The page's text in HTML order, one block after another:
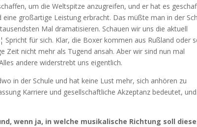
um die Weltspitze anzugreifen, und er hat es
großartige Leistung erbracht. Das müßte man in der
Mal dramatisieren. Schauen wir uns die aktuell
Spricht für sich. Klar, die Boxer kommen aus Rußland oder
Zeit nicht mehr als Tugend ansah. Aber wir sind nun mal
andere widerstrebt uns eigentlich.
in der Schule und hat keine Lust mehr, sich anhören zu
Karriere und gesellschaftliche Akzeptanz bedeutet,
wenn ja, in welche musikalische Richtung soll